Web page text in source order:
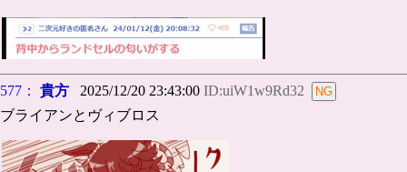
577： 貴方 2025/12/20 23:43:00 ID:uiW1w9Rd32
ブライアンとヴィブロス